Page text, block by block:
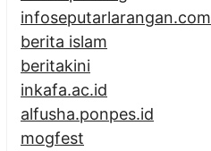
infoseputarlarangan.com
berita islam
beritakini
inkafa.ac.id
alfusha.ponpes.id
mogfest